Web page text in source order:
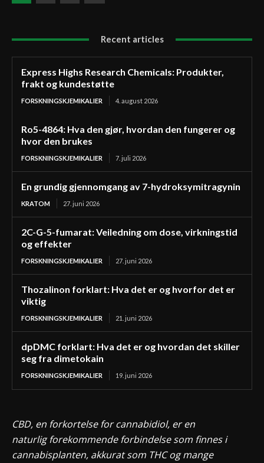
Recent articles
Express Highs Research Chemicals: Produkter,
frakt og kundestøtte
FORSKNINGSKJEMIKALIER 4. august 2026
Ro5-4864: Hva den gjør, hvordan den fungerer og
hvor den brukes
FORSKNINGSKJEMIKALIER 7. juli 2026
En grundig gjennomgang av 7-hydroksymitragynin
KRATOM 27. juni 2026
2C-G-5-fumarat: Veiledning om dose, virkningstid
og effekter
FORSKNINGSKJEMIKALIER 27. juni 2026
Thozalinon forklart: Hva det er og hvorfor det er
viktig
FORSKNINGSKJEMIKALIER 21. juni 2026
dpDMC forklart: Hva det er og hvordan det skiller
seg fra dimetokain
FORSKNINGSKJEMIKALIER 19. juni 2026
CBD, en forkortelse for cannabidiol, er en
naturlig forekommende forbindelse som finnes i
cannabisplanten, akkurat som THC og mange